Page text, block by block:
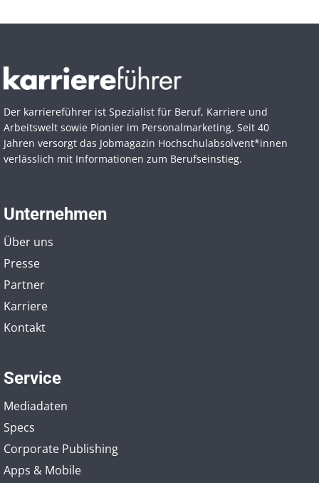
Der karriereführer ist Spezialist für Beruf, Karriere und
Arbeitswelt sowie Pionier im Personal­marketing. Seit 40
Jahren versorgt das Jobmagazin Hochschul­absolvent*innen
verlässlich mit Informationen zum Berufseinstieg.
Unternehmen
Über uns
Presse
Partner
Karriere
Kontakt
Service
Mediadaten
Specs
Corporate Publishing
Apps & Mobile